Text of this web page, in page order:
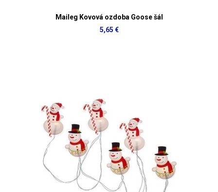
Maileg Kovová ozdoba Goose šál
5,65 €